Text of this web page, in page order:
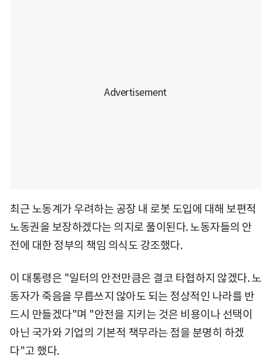
최근 노동계가 우려하는 공장 내 로봇 도입에 대해 보편적
노동권을 보장하겠다는 의지로 풀이된다. 노동자들의 안
전에 대한 정부의 책임 의식도 강조했다.
이 대통령은 "일터의 안전만큼은 결코 타협하지 않겠다. 노
동자가 죽음을 무릅쓰지 않아도 되는 정상적인 나라를 반
드시 만들겠다"며 "안전을 지키는 것은 비용이나 선택이
아닌 국가와 기업의 기본적 책무라는 점을 분명히 하겠
다"고 했다.